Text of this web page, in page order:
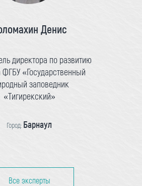
Денис
директора по развитию
ФГБУ «Государственный
заповедник
«Тигирекский»
Город: Барнаул
Все эксперты